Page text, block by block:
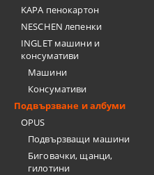
KAPA пенокартон
NESCHEN лепенки
INGLET машини и
консумативи
Машини
Консумативи
Подвързване и албуми
OPUS
Подвързващи машини
Биговачки, щанци,
гилотини